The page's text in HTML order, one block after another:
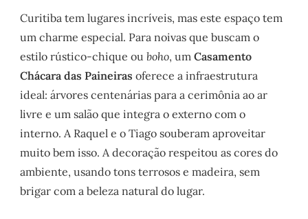
Curitiba tem lugares incríveis, mas este espaço tem
um charme especial. Para noivas que buscam o
estilo rústico-chique ouboho, umCasamento
Chácara das Paineiras oferece a infraestrutura
ideal: árvores centenárias para a cerimônia ao ar
livre e um salão que integra o externo com o
interno. A Raquel e o Tiago souberam aproveitar
muito bem isso. A decoração respeitou as cores do
ambiente, usando tons terrosos e madeira, sem
brigar com a beleza natural do lugar.